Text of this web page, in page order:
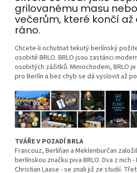
grilovanému masu
večerům, které končí až
ráno.
Chcete-li ochutnat tekutý berlínský
osobité BRLO. BRLO jsou zastánci
osobitých zážitků. Mimochodem, BRLO
pro Berlín a bez chyb se dá vyslovit až
TVÁŘE V POZADÍ BRLA
Francouz, Berlíňan a Meklenburčan
berlínskou značku piva BRLO. Dva z nich
Christian Laase - se znali již ze studií.